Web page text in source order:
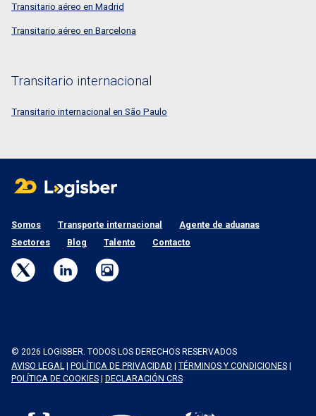
Transitario aéreo en Madrid
Transitario aéreo en Barcelona
Transitario internacional
Transitario internacional en São Paulo
Somos Transporte internacional
Agente de aduanas
Sectores
Blog Talento Contacto
© 2026 LOGISBER. TODOS LOS DERECHOS RESERVADOS
AVISO LEGAL | POLÍTICA DE PRIVACIDAD | TÉRMINOS Y CONDICIONES |
POLÍTICA DE COOKIES | DECLARACIÓN CRS